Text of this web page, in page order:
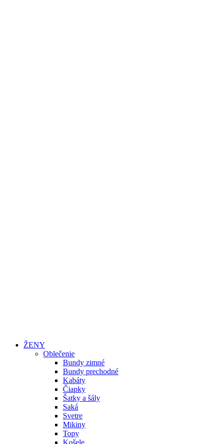
ŽENY
Oblečenie
Bundy zimné
Bundy prechodné
Kabáty
Čiapky
Šatky a šály
Saká
Svetre
Mikiny
Topy
Košele